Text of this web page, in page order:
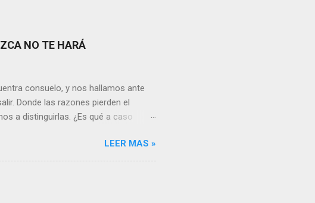
NO TE HARÁ
consuelo, y nos hallamos ante
Donde las razones pierden el
a distinguirlas. ¿Es qué a caso
ponemos a pensar en algún
Entonces ¿cómo encarar el dolor?
que “ninguna persona merece tus
LEER MAS »